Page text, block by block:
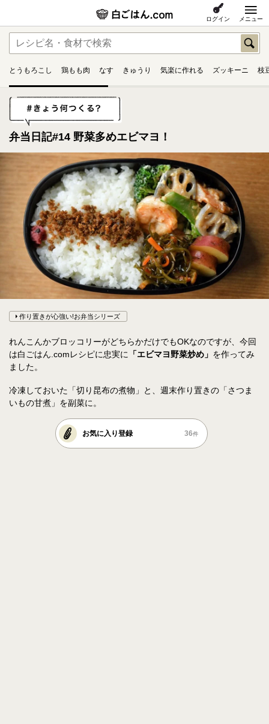
ログイン メニュー
とうもろこし 鶏もも肉 なす きゅうり 気楽に作れる ズッキーニ 枝
弁当日記#14 野菜多めエビマヨ！
作り置きが心強い!お弁当シリーズ
れんこんかブロッコリーがどちらかだけでもOKなのですが、今回
は白ごはん.comレシピに忠実に 「エビマヨ野菜炒め」 を作ってみ
ました。
冷凍しておいた「切り昆布の煮物」と、週末作り置きの「さつま
いもの甘煮」を副菜に。
お気に入り登録 36件